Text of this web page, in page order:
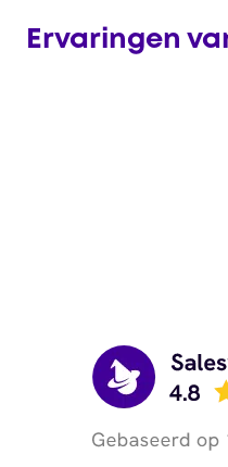
Ervaringen